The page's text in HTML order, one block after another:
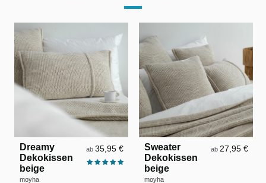
Dreamy
Dekokissen
beige
moyha
ab 35,95 €
Sweater
Dekokissen
beige
moyha
ab 27,95 €